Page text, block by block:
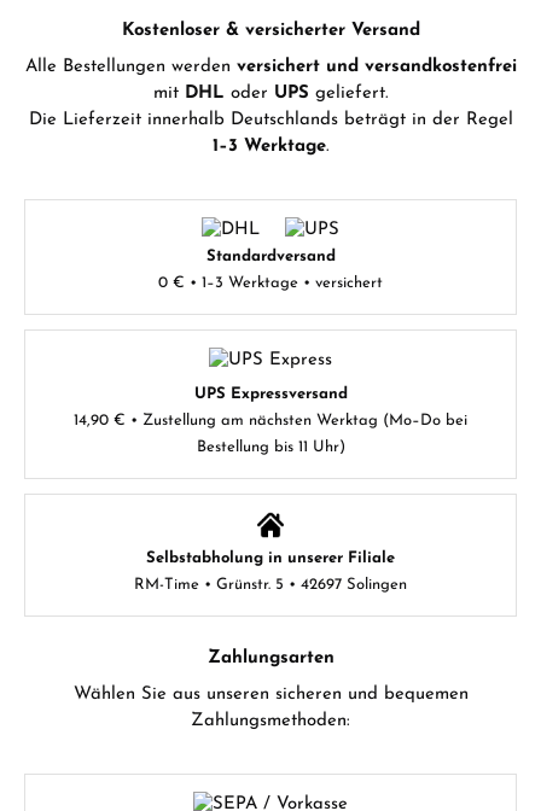
Hersteller- & Produktsicherheit
Kostenloser & versicherter Versand
Alle Bestellungen werden versichert und versandkostenfrei
mit DHL oder UPS geliefert.
Die Lieferzeit innerhalb Deutschlands beträgt in der Regel
1–3 Werktage.
Standardversand
0 € • 1–3 Werktage • versichert
UPS Expressversand
14,90 € • Zustellung am nächsten Werktag (Mo–Do bei
Bestellung bis 11 Uhr)
Selbstabholung in unserer Filiale
RM-Time • Grünstr. 5 • 42697 Solingen
Zahlungsarten
Wählen Sie aus unseren sicheren und bequemen
Zahlungsmethoden: